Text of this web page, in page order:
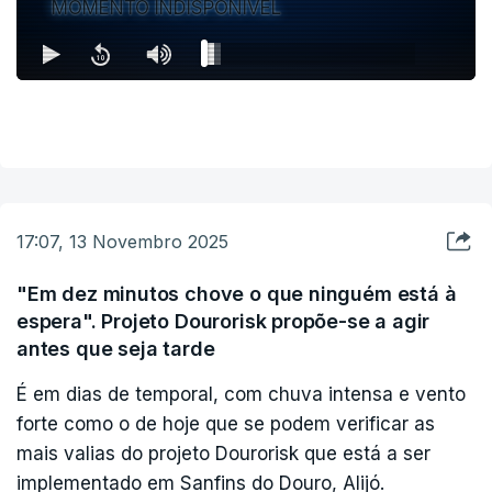
por 2192 veículos.
MOMENTO INDISPONÍVEL
17:07, 13 Novembro 2025
"Em dez minutos chove o que ninguém está à
espera". Projeto Dourorisk propõe-se a agir
antes que seja tarde
É em dias de temporal, com chuva intensa e vento
forte como o de hoje que se podem verificar as
mais valias do projeto Dourorisk que está a ser
implementado em Sanfins do Douro, Alijó.